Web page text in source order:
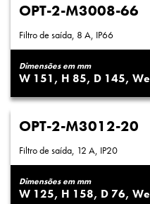
OPT-2-M3008-66
Filtro de saída, 8 A, IP66
Dimensões em mm
151 85 145
OPT-2-M3012-20
Filtro de saída, 12 A, IP20
Dimensões em mm
125 158 76